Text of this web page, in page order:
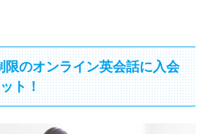
限のオンライン英会話に入会
ト！